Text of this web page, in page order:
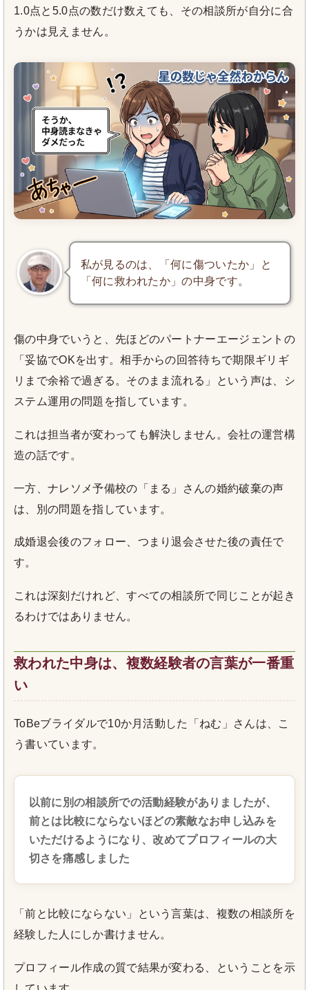
1.0点と5.0点の数だけ数えても、その相談所が自分に合
うかは見えません。
私が見るのは、「何に傷ついたか」と
「何に救われたか」の中身です。
傷の中身でいうと、先ほどのパートナーエージェントの
「妥協でOKを出す。相手からの回答待ちで期限ギリギ
リまで余裕で過ぎる。そのまま流れる」という声は、シ
ステム運用の問題を指しています。
これは担当者が変わっても解決しません。会社の運営構
造の話です。
一方、ナレソメ予備校の「まる」さんの婚約破棄の声
は、別の問題を指しています。
成婚退会後のフォロー、つまり退会させた後の責任で
す。
これは深刻だけれど、すべての相談所で同じことが起き
るわけではありません。
救われた中身は、複数経験者の言葉が一番重
い
ToBeブライダルで10か月活動した「ねむ」さんは、こ
う書いています。
以前に別の相談所での活動経験がありましたが、
前とは比較にならないほどの素敵なお申し込みを
いただけるようになり、改めてプロフィールの大
切さを痛感しました
「前と比較にならない」という言葉は、複数の相談所を
経験した人にしか書けません。
プロフィール作成の質で結果が変わる、ということを示